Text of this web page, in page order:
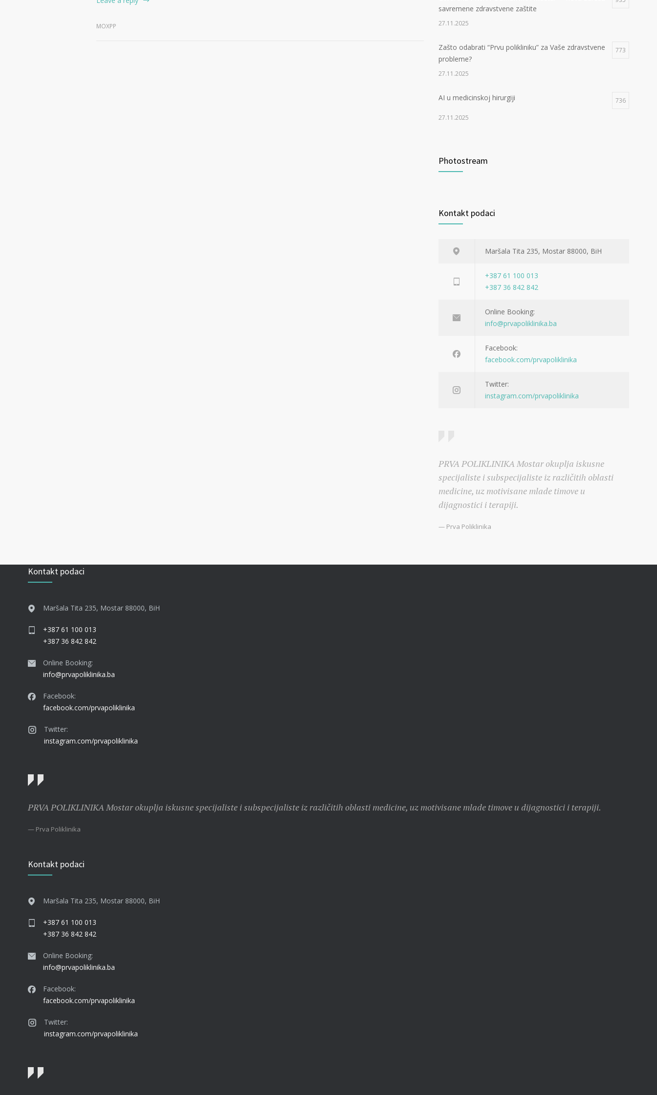
MOXPP
savremene zdravstvene zaštite
27.11.2025
Zašto odabrati “Prvu polikliniku” za Vaše zdravstvene
probleme?
773
27.11.2025
AI u medicinskoj hirurgiji 736
27.11.2025
Photostream
Kontakt podaci
Maršala Tita 235, Mostar 88000, BiH
+387 61 100 013
+387 36 842 842
Online Booking:
info@prvapoliklinika.ba
Facebook:
facebook.com/prvapoliklinika
Twitter:
instagram.com/prvapoliklinika
PRVA POLIKLINIKA Mostar okuplja iskusne
specijaliste i subspecijaliste iz različitih oblasti
medicine, uz motivisane mlade timove u
dijagnostici i terapiji.
— Prva Poliklinika
Kontakt podaci
Maršala Tita 235, Mostar 88000, BiH
+387 61 100 013
+387 36 842 842
Online Booking:
info@prvapoliklinika.ba
Facebook:
facebook.com/prvapoliklinika
Twitter:
instagram.com/prvapoliklinika
PRVA POLIKLINIKA Mostar okuplja iskusne specijaliste i subspecijaliste iz različitih oblasti medicine, uz motivisane mlade timove u dijagnostici i terapiji.
— Prva Poliklinika
Kontakt podaci
Maršala Tita 235, Mostar 88000, BiH
+387 61 100 013
+387 36 842 842
Online Booking:
info@prvapoliklinika.ba
Facebook:
facebook.com/prvapoliklinika
Twitter:
instagram.com/prvapoliklinika